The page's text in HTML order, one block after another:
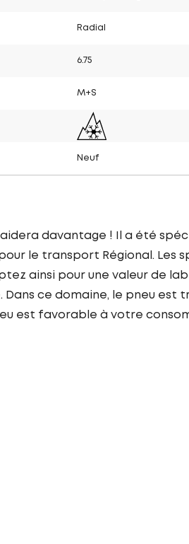
Radial
6.75
M+S
Neuf
davantage ! Il a été
le transport Régional. Les
ainsi pour une valeur de
ce domaine, le pneu est
est favorable à votre